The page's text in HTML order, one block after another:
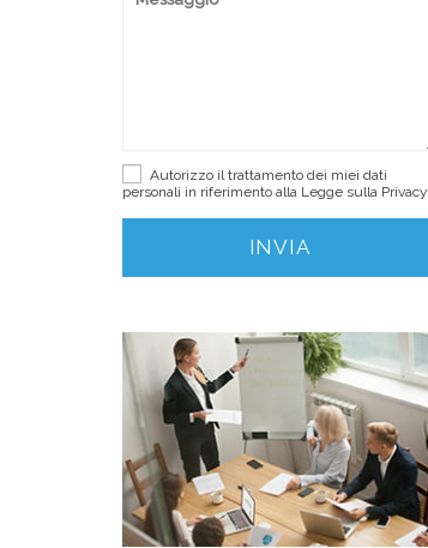
Autorizzo il trattamento dei miei dati
personali in riferimento alla Legge sulla Privacy